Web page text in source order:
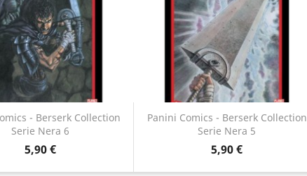
- Berserk Collection
Serie Nera 6
5,90 €
Anteprima
Panini Comics - Berserk Collection
Serie Nera 5
5,90 €
Anteprima